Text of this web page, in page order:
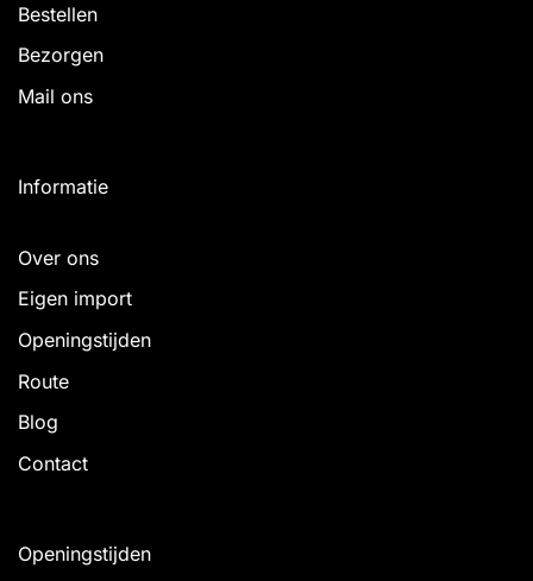
Bestellen
Bezorgen
Mail ons
Informatie
Over ons
Eigen import
Openingstijden
Route
Blog
Contact
Openingstijden